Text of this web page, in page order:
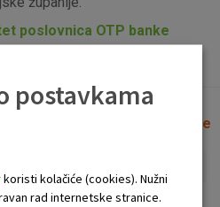
poslovnica OTP banke
možete vidjeti
Očisti filtere
postavkama
koristi kolačiće (cookies). Nužni
rad internetske stranice.